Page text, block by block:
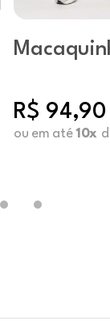
R$ 94,90
ou em até 10x